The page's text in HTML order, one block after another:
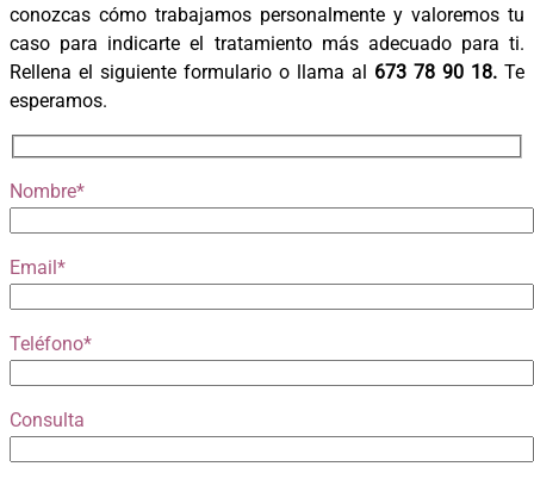
conozcas cómo trabajamos personalmente y valoremos tu
caso para indicarte el tratamiento más adecuado para ti.
Rellena el siguiente formulario o llama al 673 78 90 18. Te
esperamos.
Nombre*
Email*
Teléfono*
Consulta